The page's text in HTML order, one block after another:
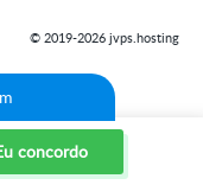
© 2019-2026 jvps.hosting
concordo